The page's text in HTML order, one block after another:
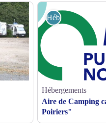
Hébergements
Hébergements
Aire de Camping
Poiriers"